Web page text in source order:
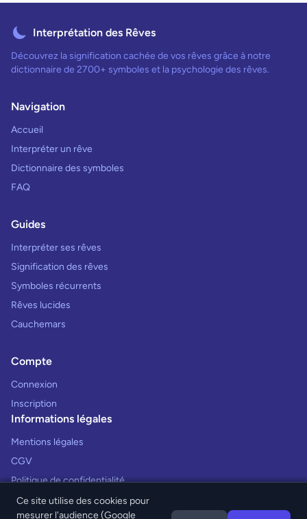
Interprétation des Rêves
Découvrez la signification cachée de vos rêves grâce à notre
dictionnaire de 2700+ symboles et la psychologie des rêves.
Navigation
Accueil
Interpréter un rêve
Dictionnaire des symboles
FAQ
Guides
Interpréter ses rêves
Signification des rêves
Symboles récurrents
Rêves lucides
Cauchemars
Compte
Connexion
Inscription
Informations légales
Mentions légales
CGV
Politique de confidentialité
Ce site utilise des cookies pour
mesurer l'audience (Google